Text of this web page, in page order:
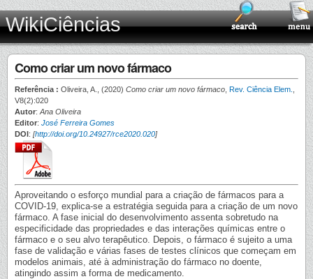
WikiCiências
Como criar um novo fármaco
Referência : Oliveira, A., (2020) Como criar um novo fármaco Rev. Ciência Elem.
V8(2):020
Autor: Ana Oliveira
Editor: José Ferreira Gomes
DOI: [http://doi.org/10.24927/rce2020.020]
Aproveitando o esforço mundial para a criação de fármacos para a
COVID-19, explica-se a estratégia seguida para a criação de um novo
fármaco. A fase inicial do desenvolvimento assenta sobretudo na
especificidade das propriedades e das interações químicas entre o
fármaco e o seu alvo terapêutico. Depois, o fármaco é sujeito a uma
fase de validação e várias fases de testes clínicos que começam em
modelos animais, até à administração do fármaco no doente,
atingindo assim a forma de medicamento.